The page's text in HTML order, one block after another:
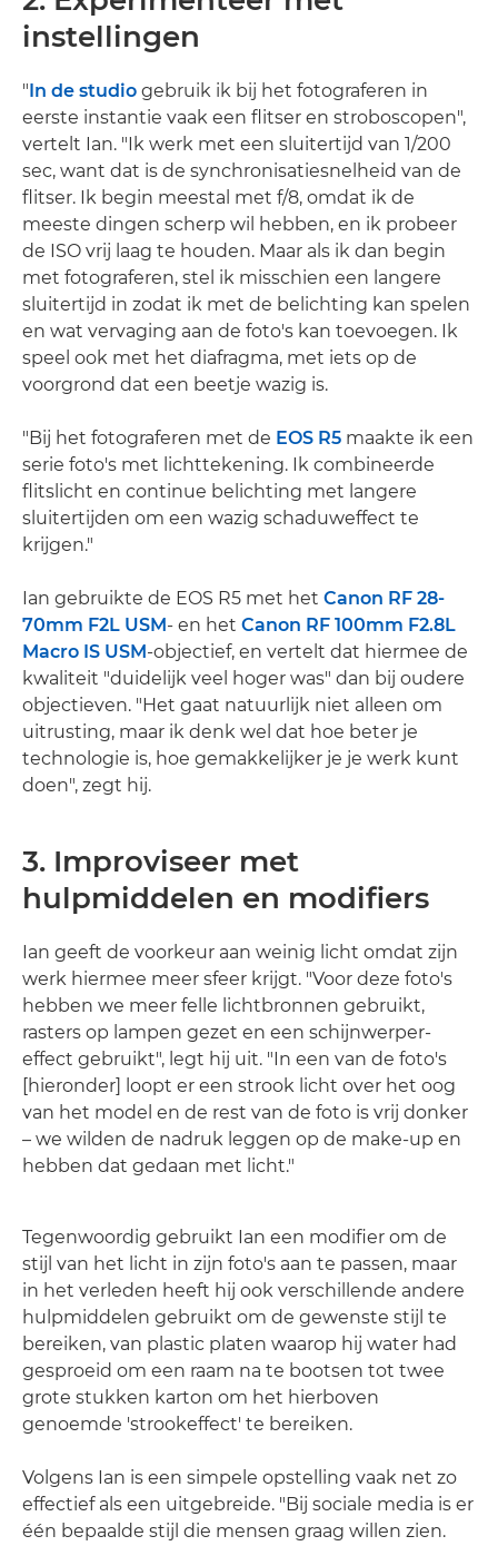
instellingen
" In de studio gebruik ik bij het fotograferen in
eerste instantie vaak een flitser en stroboscopen",
vertelt Ian. "Ik werk met een sluitertijd van 1/200
sec, want dat is de synchronisatiesnelheid van de
flitser. Ik begin meestal met f/8, omdat ik de
meeste dingen scherp wil hebben, en ik probeer
de ISO vrij laag te houden. Maar als ik dan begin
met fotograferen, stel ik misschien een langere
sluitertijd in zodat ik met de belichting kan spelen
en wat vervaging aan de foto's kan toevoegen. Ik
speel ook met het diafragma, met iets op de
voorgrond dat een beetje wazig is.
"Bij het fotograferen met de EOS R5 maakte ik een
serie foto's met lichttekening. Ik combineerde
flitslicht en continue belichting met langere
sluitertijden om een wazig schaduweffect te
krijgen."
Ian gebruikte de EOS R5 met het Canon RF 28-
70mm F2L USM - en het Canon RF 100mm F2.8L
Macro IS USM -objectief, en vertelt dat hiermee de
kwaliteit "duidelijk veel hoger was" dan bij oudere
objectieven. "Het gaat natuurlijk niet alleen om
uitrusting, maar ik denk wel dat hoe beter je
technologie is, hoe gemakkelijker je je werk kunt
doen", zegt hij.
3. Improviseer met
hulpmiddelen en modifiers
Ian geeft de voorkeur aan weinig licht omdat zijn
werk hiermee meer sfeer krijgt. "Voor deze foto's
hebben we meer felle lichtbronnen gebruikt,
rasters op lampen gezet en een schijnwerper-
effect gebruikt", legt hij uit. "In een van de foto's
[hieronder] loopt er een strook licht over het oog
van het model en de rest van de foto is vrij donker
– we wilden de nadruk leggen op de make-up en
hebben dat gedaan met licht."
Tegenwoordig gebruikt Ian een modifier om de
stijl van het licht in zijn foto's aan te passen, maar
in het verleden heeft hij ook verschillende andere
hulpmiddelen gebruikt om de gewenste stijl te
bereiken, van plastic platen waarop hij water had
gesproeid om een raam na te bootsen tot twee
grote stukken karton om het hierboven
genoemde 'strookeffect' te bereiken.
Volgens Ian is een simpele opstelling vaak net zo
effectief als een uitgebreide. "Bij sociale media is er
één bepaalde stijl die mensen graag willen zien.